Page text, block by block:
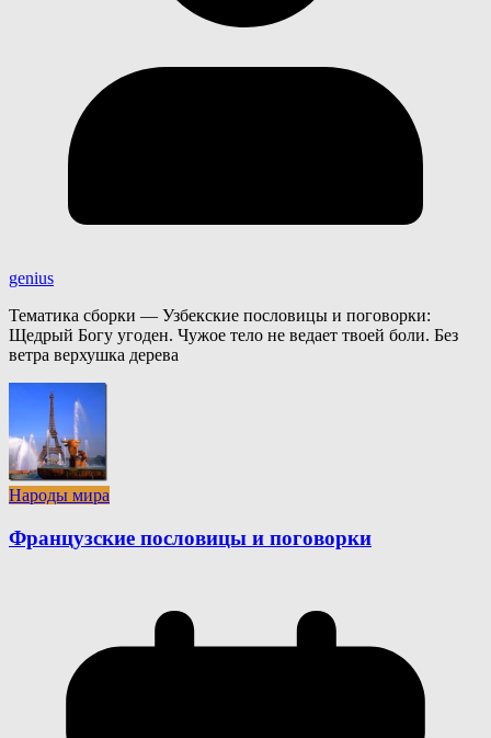
genius
Тематика сборки — Узбекские пословицы и поговорки:
Щедрый Богу угоден. Чужое тело не ведает твоей боли. Без
ветра верхушка дерева
Народы мира
Французские пословицы и поговорки